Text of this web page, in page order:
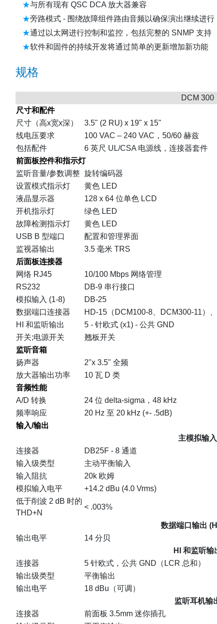
与所有现有 QSC DCA 放大器兼容
旁路模式 - 围绕故障组件路由音频以确保演出继续进行
通过以太网进行控制和监控，包括完整的 SNMP 支持
软件和固件的持续开发将通过简单的更新增加新功能
规格
DCM 300
尺寸和配件
尺寸（高x宽x深）
3.5" (2 RU) x 19" x 15"
线电压要求
100 VAC – 240 VAC，50/60 赫兹
包括配件
6 英尺 UL/CSA 电源线，连接器套件
前面板控件和指示灯
监听音量/参数调整 旋转编码器
设置模式指示灯
黄色 LED
液晶显示器
128 x 64 位单色 LCD
开机指示灯
绿色 LED
故障检测指示灯
黄色 LED
USB B 型端口
配置和管理界面
监视器输出
3.5 毫米 TRS
后面板连接器
网络 RJ45
10/100 Mbps 网络管理
RS232
DB-9 串行接口
模拟输入 (1-8)
DB-25
数据端口连接器
HD-15（DCM100-8、DCM300-11）
HI 和监听输出
5 - 针欧式 (x1) - 公共 GND
开关;电源开关
翘板开关
监听音箱
扬声器
2"x 3.5" 全频
放大器输出功率
10 瓦 D 类
音频性能
A/D 转换
24 位 delta-sigma，48 kHz
频率响应
20 Hz 至 20 kHz (+- .5dB)
输入/输出
主模拟输入
连接器
DB25F - 8 通道
输入级类型
主动平衡输入
输入阻抗
20k 欧姆
模拟输入电平
+14.2 dBu (4.0 Vrms)
低于削波 2 dB 时的
THD+N
< .003%
数据端口输出
输出电平
14 分贝
HI 和监听输
连接器
5 针欧式，公共 GND（LCR 总和）
输出级类型
平衡输出
输出电平
18 dBu（可调）
监听耳机输
连接器
前面板 3.5mm 迷你插孔